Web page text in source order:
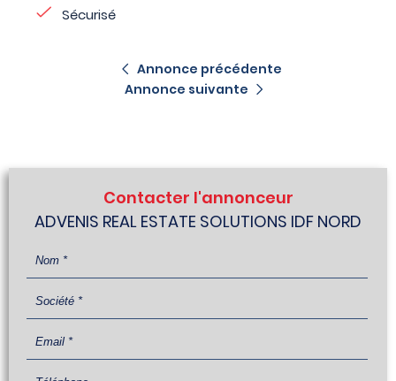
Sécurisé
Annonce précédente
Annonce suivante
Contacter l'annonceur
ADVENIS REAL ESTATE SOLUTIONS IDF NORD